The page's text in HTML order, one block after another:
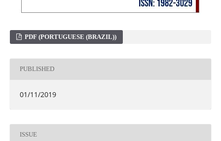
PDF (PORTUGUESE (BRAZIL))
PUBLISHED
01/11/2019
ISSUE